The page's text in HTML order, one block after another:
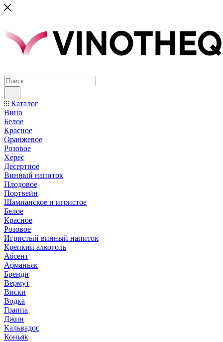
Каталог
Вино
Белое
Красное
Оранжевое
Розовое
Херес
Десертное
Винный напиток
Плодовое
Портвейн
Шампанское и игристое
Белое
Красное
Розовое
Игристый винный напиток
Крепкий алкоголь
Абсент
Арманьяк
Бренди
Вермут
Виски
Водка
Граппа
Джин
Кальвадос
Коньяк